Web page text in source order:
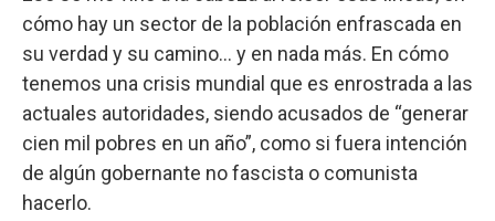
cómo hay un sector de la población enfrascada en
su verdad y su camino… y en nada más. En cómo
tenemos una crisis mundial que es enrostrada a las
actuales autoridades, siendo acusados de “generar
cien mil pobres en un año”, como si fuera intención
de algún gobernante no fascista o comunista
hacerlo.